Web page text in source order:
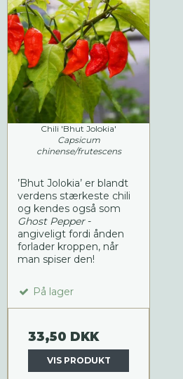
Chili 'Bhut Jolokia'
Capsicum
chinense/frutescens
’Bhut Jolokia’ er blandt
verdens stærkeste chili
og kendes også som
Ghost Pepper-
angiveligt fordi ånden
forlader kroppen, når
man spiser den!
På lager
33,50 DKK
VIS PRODUKT